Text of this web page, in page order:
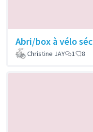
Abri/box à vélo
Christine JAY
1 8